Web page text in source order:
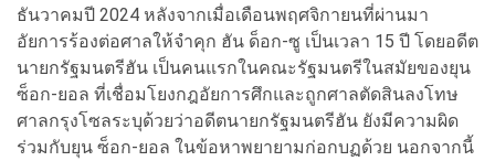
ธันวาคมปี 2024 หลังจากเมื่อเดือนพฤศจิกายนที่ผ่านมา
อัยการร้องต่อศาลให้จำคุก ฮัน ด็อก-ซู เป็นเวลา 15 ปี โดยอดีต
นายกรัฐมนตรีฮัน เป็นคนแรกในคณะรัฐมนตรีในสมัยของยุน
ซ็อก-ยอล ที่เชื่อมโยงกฎอัยการศึกและถูกศาลตัดสินลงโทษ
ศาลกรุงโซลระบุด้วยว่าอดีตนายกรัฐมนตรีฮัน ยังมีความผิด
ร่วมกับยุน ซ็อก-ยอล ในข้อหาพยายามก่อกบฏด้วย นอกจากนี้